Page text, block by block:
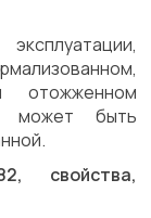
отожженном
может быть
свойства,